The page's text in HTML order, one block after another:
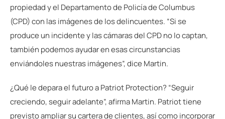
propiedad y el Departamento de Policía de Columbus
(CPD) con las imágenes de los delincuentes. “Si se
produce un incidente y las cámaras del CPD no lo captan,
también podemos ayudar en esas circunstancias
enviándoles nuestras imágenes”, dice Martin.
¿Qué le depara el futuro a Patriot Protection? “Seguir
creciendo, seguir adelante”, afirma Martin. Patriot tiene
previsto ampliar su cartera de clientes, así como incorporar